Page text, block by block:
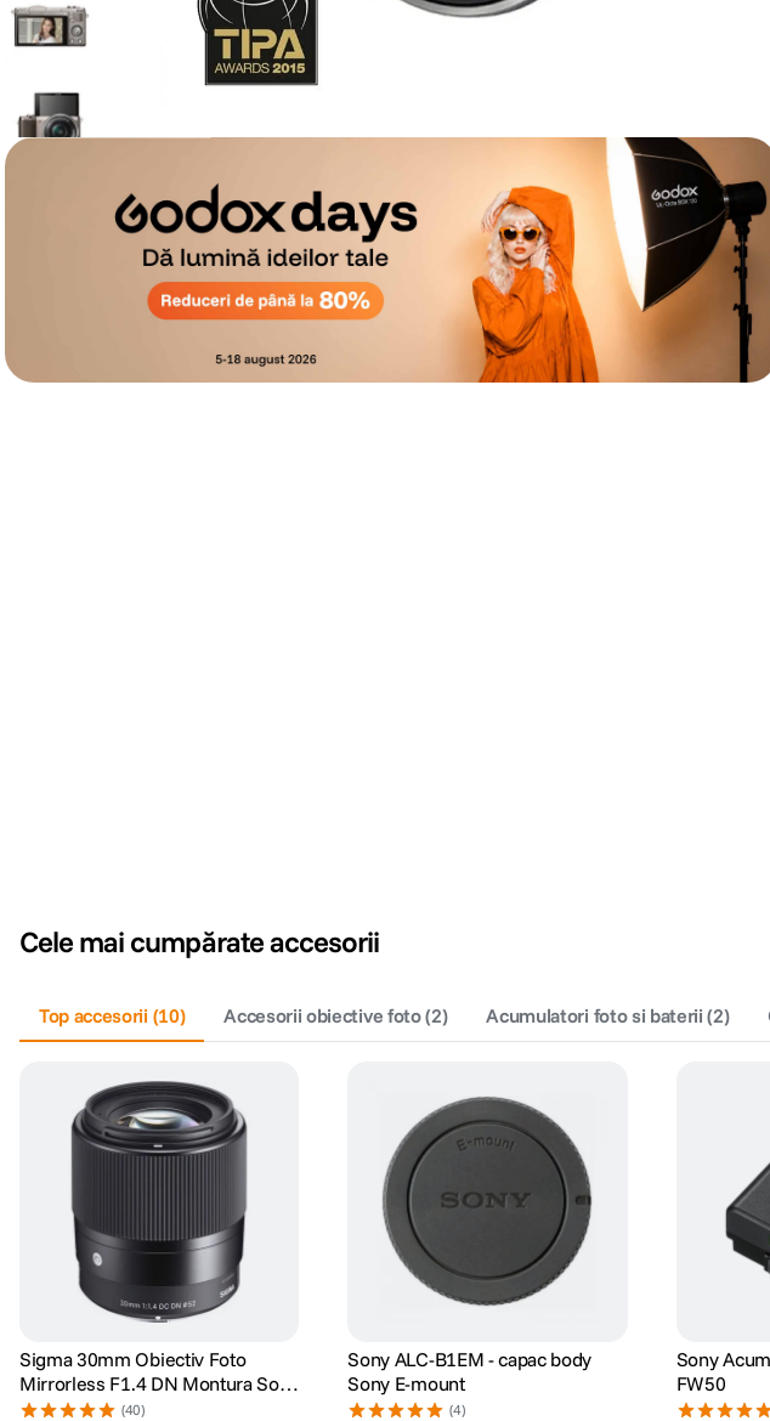
Cele mai cumpărate accesorii
Top accesorii (10) Accesorii obiective foto(2) Acumulatori foto si baterii (2)
Sigma 30mm Obiectiv Foto
Mirrorless F1.4 DN Montura Sony
E
(40)
Sony ALC-B1EM - capac body
Sony E-mount
(4)
Sony
FW50